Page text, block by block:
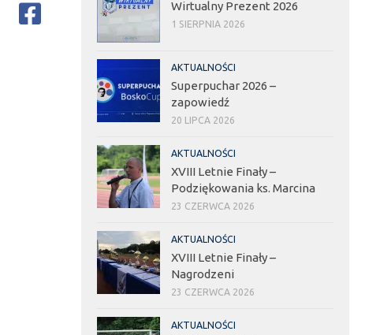
Wirtualny Prezent 2026
1 SIERPNIA 2026
AKTUALNOŚCI
Superpuchar 2026 –
zapowiedź
20 LIPCA 2026
AKTUALNOŚCI
XVIII Letnie Finały –
Podziękowania ks. Marcina
23 CZERWCA 2026
AKTUALNOŚCI
XVIII Letnie Finały –
Nagrodzeni
23 CZERWCA 2026
AKTUALNOŚCI